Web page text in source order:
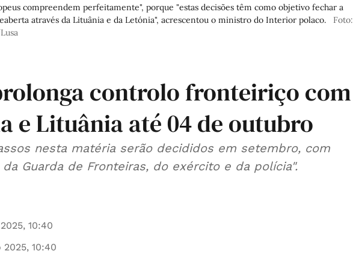
compreendem perfeitamente", porque "estas decisões têm como objetivo fechar a
através da Lituânia e da Letónia", acrescentou o ministro do Interior polaco.
Foto:
controlo fronteiriço com
e Lituânia até 04 de outubro
nesta matéria serão decididos em setembro, com
Guarda de Fronteiras, do exército e da polícia".
10:40
2025, 10:40